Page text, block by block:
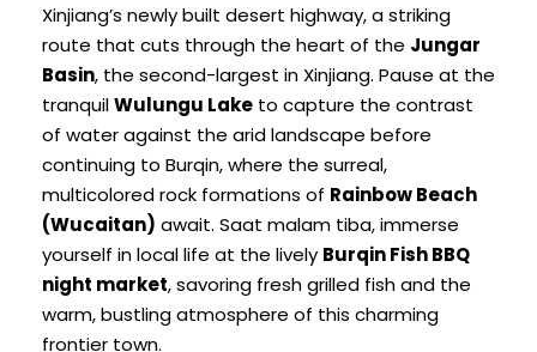
Xinjiang’s newly built desert highway,a striking
route that cuts through the heart of the Jungar
Basin, the second-largest in Xinjiang. Pause at the
tranquilWulungu Lake to capture the contrast
of water against the arid landscape before
continuing to Burqin,where the surreal,
multicolored rock formations of Rainbow Beach
(Wucaitan) await. Saat malam tiba,immerse
yourself in local life at the lively Burqin Fish BBQ
night market,savoring fresh grilled fish and the
warm,bustling atmosphere of this charming
frontier town.